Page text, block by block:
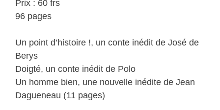
Prix : 60 frs
96 pages
Un point d’histoire !, un conte inédit de José de
Berys
Doigté, un conte inédit de Polo
Un homme bien, une nouvelle inédite de Jean
Dagueneau (11 pages)